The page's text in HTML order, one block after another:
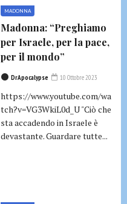
MADONNA
Madonna: “Preghiamo
per Israele, per la pace,
per il mondo”
DrApocalypse 10 Ottobre 2023
https://www.youtube.com/wa
tch?v=VG3WkiL0d_U "Ciò che
sta accadendo in Israele è
devastante. Guardare tutte...